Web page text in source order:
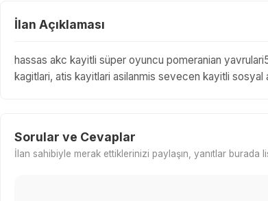
İlan Açıklaması
hassas akc kayitli süper oyuncu pomeranian
kagitlari, atis kayitlari asilanmis sevecen kayitli
Sorular ve Cevaplar
İlan sahibiyle merak ettiklerinizi paylaşın, yanıtlar burada